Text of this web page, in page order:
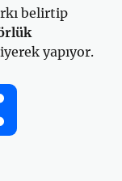
belirtip
yapıyor.